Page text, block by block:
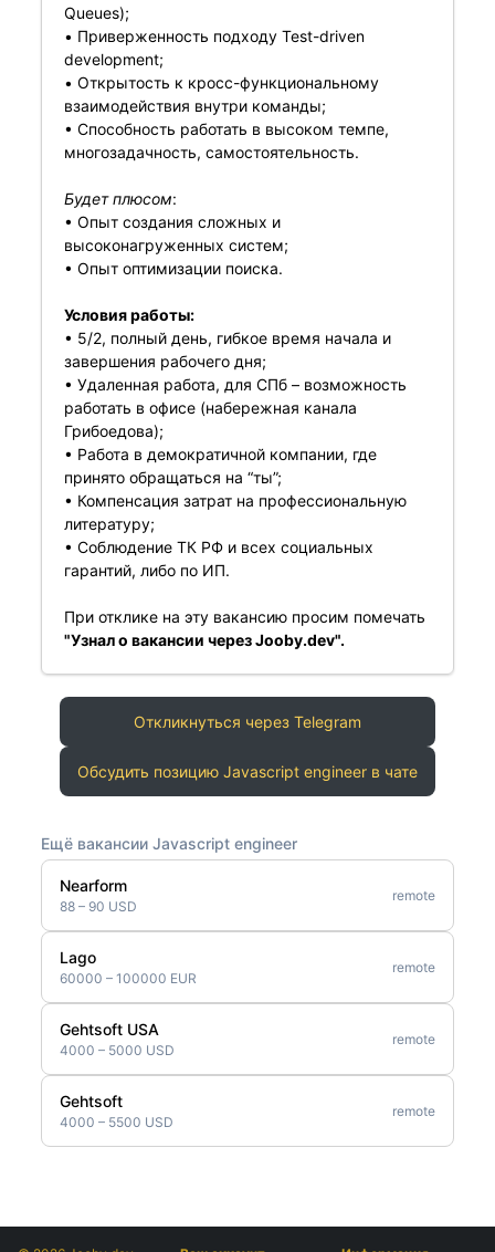
Queues);
• Приверженность подходу Test-driven
development;
• Открытость к кросс-функциональному
взаимодействия внутри команды;
• Способность работать в высоком темпе,
многозадачность, самостоятельность.
Будет плюсом:
• Опыт создания сложных и
высоконагруженных систем;
• Опыт оптимизации поиска.
Условия работы:
• 5/2, полный день, гибкое время начала и
завершения рабочего дня;
• Удаленная работа, для СПб – возможность
работать в офисе (набережная канала
Грибоедова);
• Работа в демократичной компании, где
принято обращаться на “ты”;
• Компенсация затрат на профессиональную
литературу;
• Соблюдение ТК РФ и всех социальных
гарантий, либо по ИП.
При отклике на эту вакансию просим помечать
"Узнал о вакансии через Jooby.dev".
Откликнуться через Telegram
Обсудить позицию Javascript engineer в чате
Ещё вакансии Javascript engineer
Nearform
88 – 90 USD
remote
Lago
60000 – 100000 EUR
remote
Gehtsoft USA
4000 – 5000 USD
remote
Gehtsoft
4000 – 5500 USD
remote